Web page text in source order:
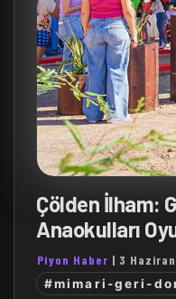
Çölden İlham:
Anaokulları
Piyon Haber | 3
#mimari-geri-